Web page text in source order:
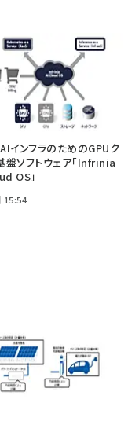
インフラのためのGPUク
盤ソフトウェア「Infrinia
OS」
15:54